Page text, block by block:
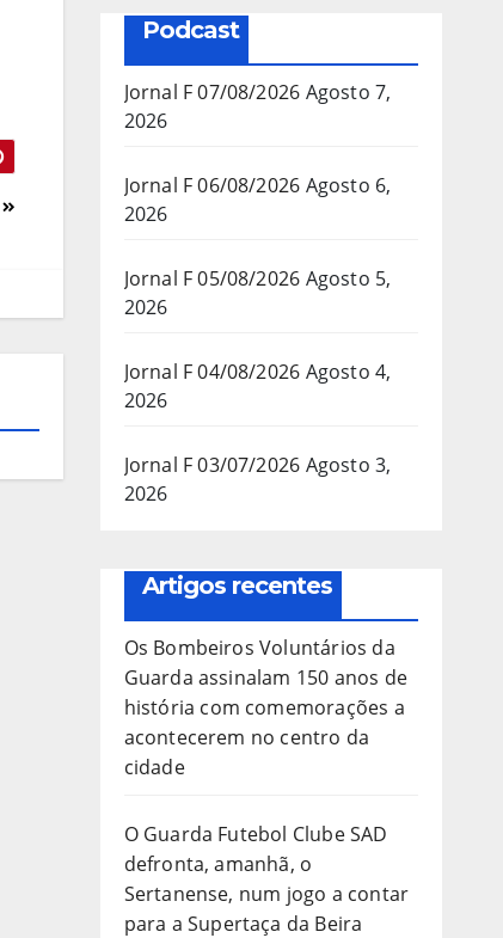
Podcast
Jornal F 07/08/2026 Agosto 7,
2026
Jornal F 06/08/2026 Agosto 6,
2026
Jornal F 05/08/2026 Agosto 5,
2026
Jornal F 04/08/2026 Agosto 4,
2026
Jornal F 03/07/2026 Agosto 3,
2026
Artigos recentes
Os Bombeiros Voluntários da
Guarda assinalam 150 anos de
história com comemorações a
acontecerem no centro da
cidade
O Guarda Futebol Clube SAD
defronta, amanhã, o
Sertanense, num jogo a contar
para a Supertaça da Beira